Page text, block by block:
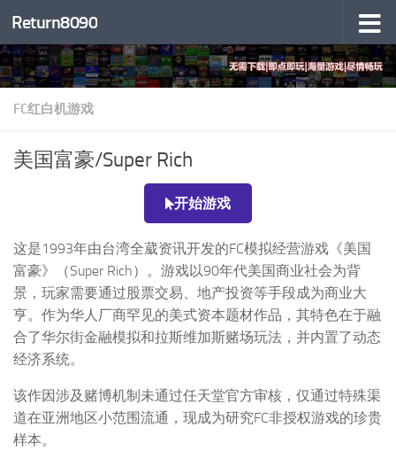
跳至内容
Return8090
FC红白机游戏
美国富豪/Super Rich
开始游戏
这是1993年由台湾全葳资讯开发的FC模拟经营游戏《美国
富豪》（Super Rich）。游戏以90年代美国商业社会为背
景，玩家需要通过股票交易、地产投资等手段成为商业大
亨。作为华人厂商罕见的美式资本题材作品，其特色在于融
合了华尔街金融模拟和拉斯维加斯赌场玩法，并内置了动态
经济系统。
该作因涉及赌博机制未通过任天堂官方审核，仅通过特殊渠
道在亚洲地区小范围流通，现成为研究FC非授权游戏的珍贵
样本。